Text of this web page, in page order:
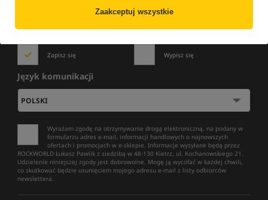
Zaakceptuj wszystkie
Zapisz się Wypisz się
Język komunikacji
Wyrażam zgodę na otrzymywanie drogą elektroniczną, na podany w
formularzu adres e-mail, informacji handlowych o najnowszych
ofertach i promocjach w e-sklepie. Informacje wysyłane będą przez
ROCKWORLD Łukasz Pawlik z siedzibą w 48-130 Kietrz, ul. Kochanowskiego 21.
Udzielenie niniejszej zgody jest dobrowolne. Mogę ją wycofać w każdej chwili,
co skutkować będzie usunięciem mojego adresu e-mail z listy odbiorców
newslettera.